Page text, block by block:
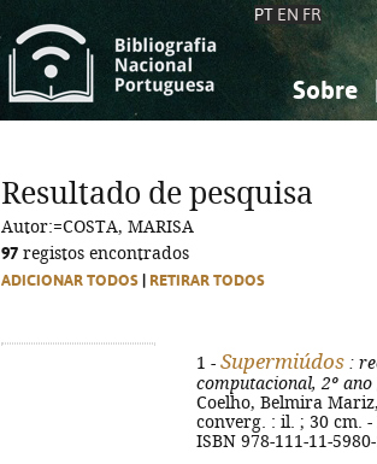
PT EN FR
Sobre
Ciências
Ciências
Resultado de pesquisa
Autor:=COSTA, MARISA
97 registos encontrados
ADICIONAR TODOS RETIRAR TODOS
1 - Supermiúdos :
computacional, 2º ano
Coelho, Belmira
converg. : il. ; 30 cm.
ISBN 978-111-11-5980-